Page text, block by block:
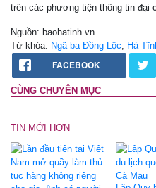
trên các phương tiện thông tin đại
Nguồn: baohatinh.vn
Từ khóa: Ngã ba Đồng Lộc Hà
FACEBOOK
CÙNG CHUYÊN MỤC
TIN MỚI HƠN